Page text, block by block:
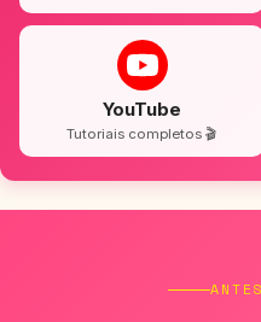
YouTube
Tutoriais completos 🎬